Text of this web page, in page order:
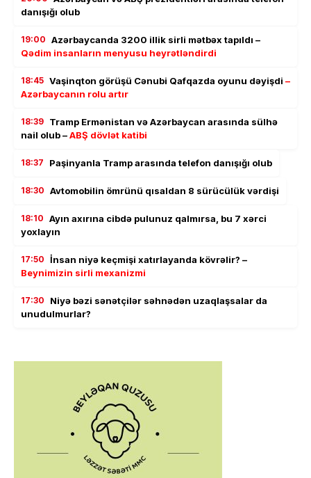
danışığı olub
19:00 Azərbaycanda 3200 illik sirli mətbəx tapıldı –
Qədim insanların menyusu heyrətləndirdi
18:45 Vaşinqton görüşü Cənubi Qafqazda oyunu dəyişdi –
Azərbaycanın rolu artır
18:39 Tramp Ermənistan və Azərbaycan arasında sülhə
nail olub –ABŞ dövlət katibi
18:37 Paşinyanla Tramp arasında telefon danışığı olub
18:30 Avtomobilin ömrünü qısaldan 8 sürücülük vərdişi
18:10 Ayın axırına cibdə pulunuz qalmırsa, bu 7 xərci
yoxlayın
17:50 İnsan niyə keçmişi xatırlayanda kövrəlir? –
Beynimizin sirli mexanizmi
17:30
Niyə bəzi sənətçilər səhnədən uzaqlaşsalar da
unudulmurlar?